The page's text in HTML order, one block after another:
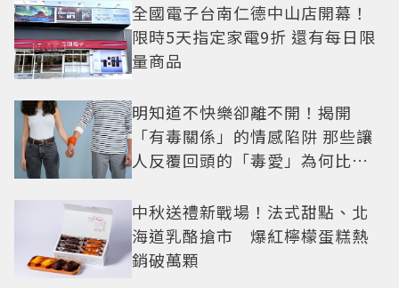
全國電子台南仁德中山店開幕！
限時5天指定家電9折 還有每日限
量商品
明知道不快樂卻離不開！揭開
「有毒關係」的情感陷阱 那些讓
人反覆回頭的「毒愛」為何比菸
中秋送禮新戰場！法式甜點、北
海道乳酪搶市 爆紅檸檬蛋糕熱
銷破萬顆